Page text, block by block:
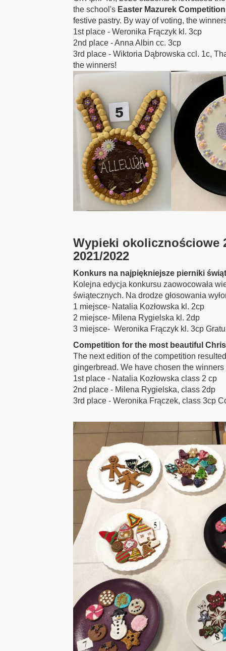
the school's Easter Mazurek
festive pastry. By way of voting, the
1st place - Weronika Frączyk kl. 3cp
2nd place - Anna Albin cc. 3cp
3rd place - Wiktoria Dąbrowska ccl. 1c,
the winners!
Wypieki okolicznościowe
2021/2022
Konkurs na najpiękniejsze pierniki
Kolejna edycja konkursu zaowocowała
świątecznych. Na drodze głosowania
1 miejsce- Natalia Kozłowska kl. 2cp
2 miejsce- Milena Rygielska kl. 2dp
3 miejsce- Weronika Frączyk kl. 3cp
Competition for the most beautiful
The next edition of the competition
gingerbread. We have chosen the winners
1st place - Natalia Kozłowska class 2 cp
2nd place - Milena Rygielska, class 2dp
3rd place - Weronika Frączek, class 3cp